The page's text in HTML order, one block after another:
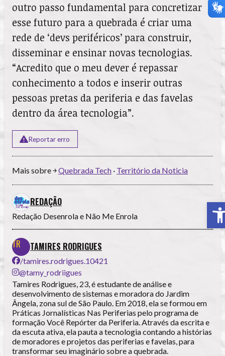
outro passo fundamental para concretizar
esse futuro para a quebrada é criar uma
rede de ‘devs periféricos’ para construir,
disseminar e ensinar novas tecnologias.
“Acredito que o meu dever é repassar
conhecimento a todos e inserir outras
pessoas pretas da periferia e das favelas
dentro da área tecnologia”.
Reportar erro
Mais sobre ￫Quebrada Tech · Território da Noticia
REDAÇÃO
Redação Desenrola e Não Me Enrola
TAMIRES RODRIGUES
/tamires.rodrigues.10421
@tamy_rodriigues
Tamires Rodrigues, 23, é estudante de análise e
desenvolvimento de sistemas e moradora do Jardim
Ângela, zona sul de São Paulo. Em 2018, ela se formou em
Práticas Jornalísticas Nas Periferias pelo programa de
formação Você Repórter da Periferia. Através da escrita e
da escuta ativa, ela pauta a tecnologia contando a histórias
de moradores e projetos das periferias e favelas, para
transformar seu imaginário sobre a quebrada.